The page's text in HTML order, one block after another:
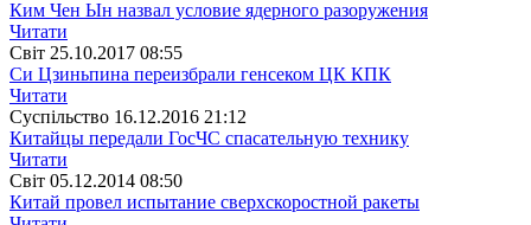
Ким Чен Ын назвал условие ядерного разоружения
Читати
Свiт 25.10.2017 08:55
Си Цзиньпина переизбрали генсеком ЦК КПК
Читати
Суспiльство 16.12.2016 21:12
Китайцы передали ГосЧС спасательную технику
Читати
Свiт 05.12.2014 08:50
Китай провел испытание сверхскоростной ракеты